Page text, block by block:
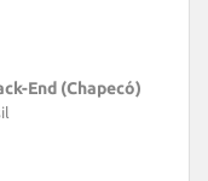
End (Chapecó)